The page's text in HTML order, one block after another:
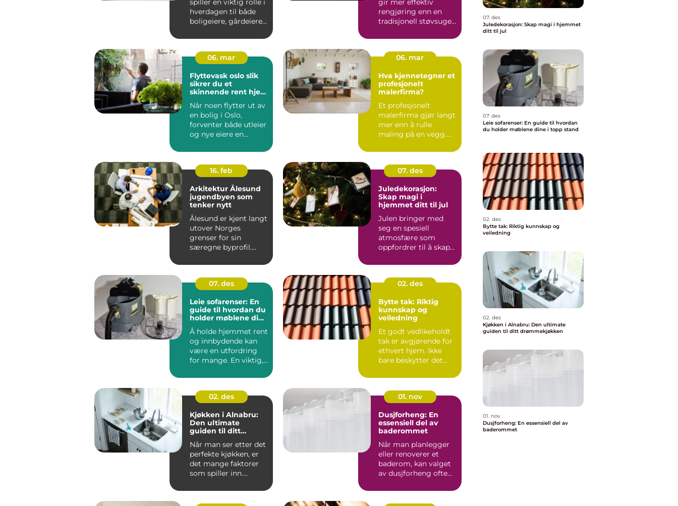
hverdagen til både
boligeiere, gårdeiere
rengjøring enn en
tradisjonell støvsuger
06. mar
Flyttevask oslo slik
sikrer du et
skinnende rent hjem
Når noen flytter ut av
en bolig i Oslo,
forventer både utleier
og nye eiere en
profesjone...
06. mar
Hva kjennetegner et
profesjonelt
malerfirma?
Et profesjonelt
malerfirma gjør langt
mer enn å rulle
maling på en vegg.
planlegger ...
16. feb
Arkitektur Ålesund
jugendbyen som
tenker nytt
Ålesund er kjent langt
utover Norges
grenser for sin
særegne byprofil.
store del...
07. des
Juledekorasjon:
Skap magi i
hjemmet ditt til jul
Julen bringer med
seg en spesiell
atmosfære som
oppfordrer til å skape
07. des
Leie sofarenser: En
guide til hvordan du
holder møblene dine
i topp stand
Å holde hjemmet rent
og innbydende kan
være en utfordring
for mange. En viktig,
02. des
Bytte tak: Riktig
kunnskap og
veiledning
Et godt vedlikeholdt
tak er avgjørende for
ethvert hjem. Ikke
bare beskytter det
02. des
Kjøkken i Alnabru:
Den ultimate
guiden til ditt
Når man ser etter det
perfekte kjøkken, er
det mange faktorer
som spiller inn.
01. nov
Dusjforheng: En
essensiell del av
baderommet
Når man planlegger
eller renoverer et
baderom, kan valget
av dusjforheng ofte
07. des
Juledekorasjon: Skap magi i hjemmet
ditt til jul
07. des
Leie sofarenser: En guide til hvordan
du holder møblene dine i topp stand
02. des
Bytte tak: Riktig kunnskap og
veiledning
02. des
Kjøkken i Alnabru: Den ultimate
guiden til ditt drømmekjøkken
01. nov
Dusjforheng: En essensiell del av
baderommet